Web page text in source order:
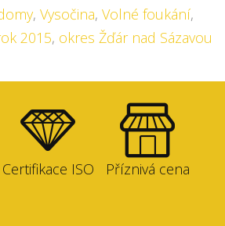
, Vysočina, Volné foukání,
2015, okres Žďár nad Sázavou
Certifikace ISO Příznivá cena